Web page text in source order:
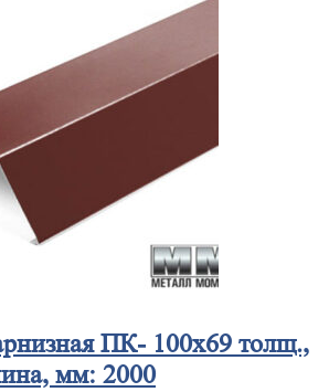
ПК- 100х69 толщ.,
мм: 2000